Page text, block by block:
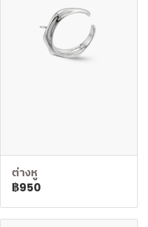
ต่างหู
฿950